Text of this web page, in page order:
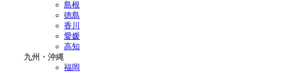
島根
徳島
香川
愛媛
高知
九州・沖縄
福岡